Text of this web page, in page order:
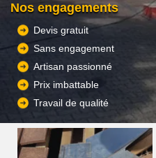
Nos engagements
Devis gratuit
Sans engagement
Artisan passionné
Prix imbattable
Travail de qualité